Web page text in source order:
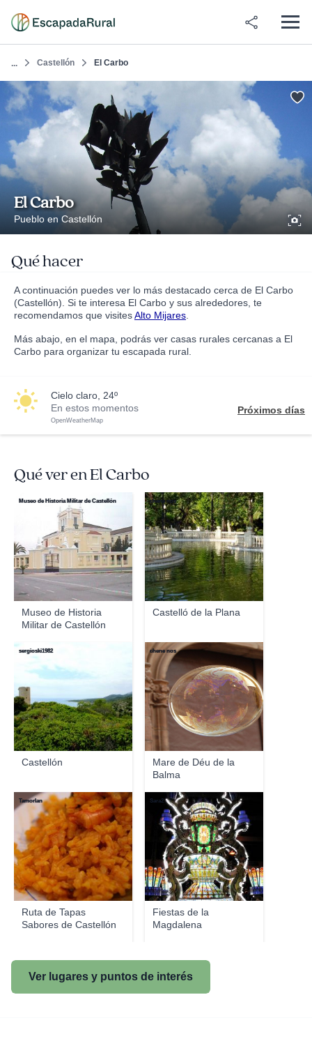
... Castellón El Carbo
El Carbo
Pueblo en Castellón
Qué hacer
A continuación puedes ver lo más destacado cerca de El Carbo
(Castellón). Si te interesa El Carbo y sus alrededores, te
recomendamos que visitesAlto Mijares
Más abajo, en el mapa, podrás ver casas rurales cercanas a El
Carbo para organizar tu escapada rural.
cielo claro, 24º
En estos momentos
OpenWeatherMap
Próximos días
Qué ver en El Carbo
Museo de Historia
Militar de Castellón
Museo de Historia Militar de Castellón
Castelló de la Plana
chene nos
Castellón
sergioski1982
Mare de Déu de la
Balma
chene nos
Ruta de Tapas
Sabores de Castellón
Tamorlan
Fiestas de la
Magdalena
Sara2
Ver lugares y puntos de interés